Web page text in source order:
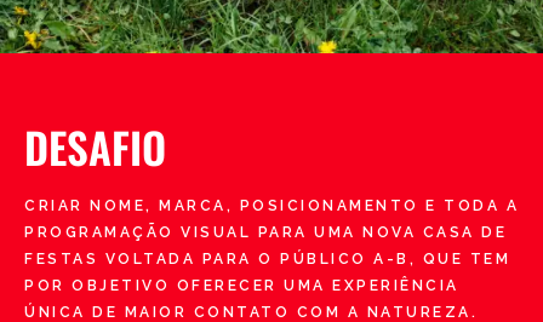
DESAFIO
CRIAR NOME, MARCA, POSICIONAMENTO E TODA A
PROGRAMAÇÃO VISUAL PARA UMA NOVA CASA DE
FESTAS VOLTADA PARA O PÚBLICO A-B, QUE TEM
POR OBJETIVO OFERECER UMA EXPERIÊNCIA
ÚNICA DE MAIOR CONTATO COM A NATUREZA.